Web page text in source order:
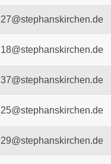
27@stephanskirchen.de
18@stephanskirchen.de
37@stephanskirchen.de
25@stephanskirchen.de
29@stephanskirchen.de